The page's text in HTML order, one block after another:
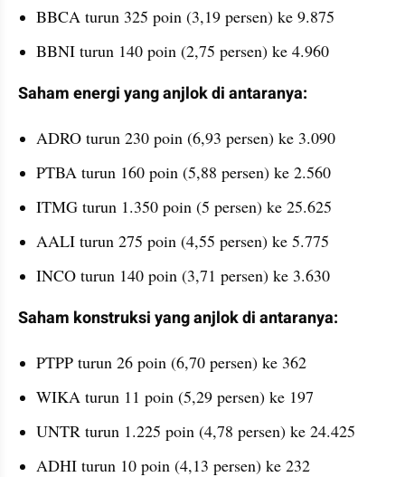
BBCA turun 325 poin (3,19 persen) ke 9.875
BBNI turun 140 poin (2,75 persen) ke 4.960
Saham energi yang anjlok di antaranya:
ADRO turun 230 poin (6,93 persen) ke 3.090
PTBA turun 160 poin (5,88 persen) ke 2.560
ITMG turun 1.350 poin (5 persen) ke 25.625
AALI turun 275 poin (4,55 persen) ke 5.775
INCO turun 140 poin (3,71 persen) ke 3.630
Saham konstruksi yang anjlok di antaranya:
PTPP turun 26 poin (6,70 persen) ke 362
WIKA turun 11 poin (5,29 persen) ke 197
UNTR turun 1.225 poin (4,78 persen) ke 24.425
ADHI turun 10 poin (4,13 persen) ke 232